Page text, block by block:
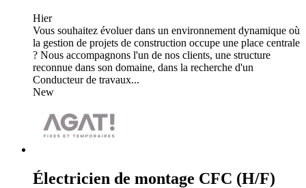
Hier
Vous souhaitez évoluer dans un environnement dynamique où
la gestion de projets de construction occupe une place centrale
? Nous accompagnons l'un de nos clients, une structure
reconnue dans son domaine, dans la recherche d'un
Conducteur de travaux...
New
Électricien de montage CFC (H/F)